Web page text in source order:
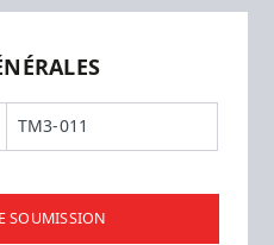
TM3-011
SOUMISSION